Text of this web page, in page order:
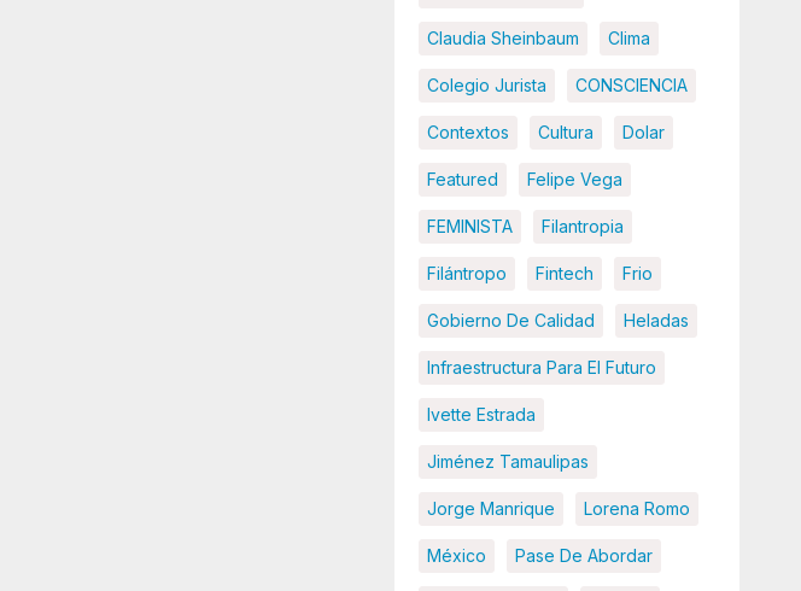
Claudia Sheinbaum Clima
Colegio Jurista CONSCIENCIA
Contextos Cultura Dolar
Featured Felipe Vega
FEMINISTA Filantropia
Filántropo Fintech Frio
Gobierno De Calidad Heladas
Infraestructura Para El Futuro
Ivette Estrada
Jiménez Tamaulipas
Jorge Manrique Lorena Romo
México Pase De Abordar